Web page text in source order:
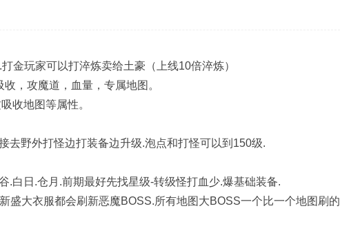
金玩家可以打淬炼卖给土豪（上线10倍淬炼）
，攻魔道，血量，专属地图。
收地图等属性。
野外打怪边打装备边升级.泡点和打怪可以到150级.
白日.仓月.前期最好先找星级-转级怪打血少.爆基础装备.
盛大衣服都会刷新恶魔BOSS.所有地图大BOSS一个比一个地图刷的